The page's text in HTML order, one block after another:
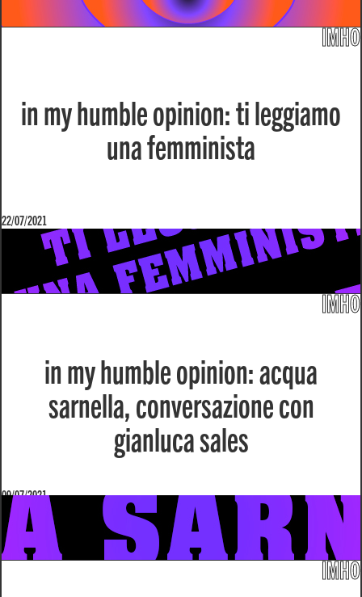
IMHO
in my humble opinion: ti leggiamo
una femminista
22/07/2021
IMHO
in my humble opinion: acqua
sarnella, conversazione con
gianluca sales
09/07/2021
IMHO